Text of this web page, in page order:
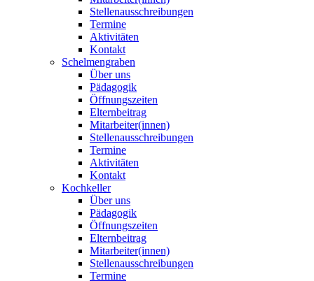
Stellenausschreibungen
Termine
Aktivitäten
Kontakt
Schelmengraben
Über uns
Pädagogik
Öffnungszeiten
Elternbeitrag
Mitarbeiter(innen)
Stellenausschreibungen
Termine
Aktivitäten
Kontakt
Kochkeller
Über uns
Pädagogik
Öffnungszeiten
Elternbeitrag
Mitarbeiter(innen)
Stellenausschreibungen
Termine